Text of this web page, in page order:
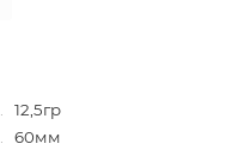
12,5гр
60мм